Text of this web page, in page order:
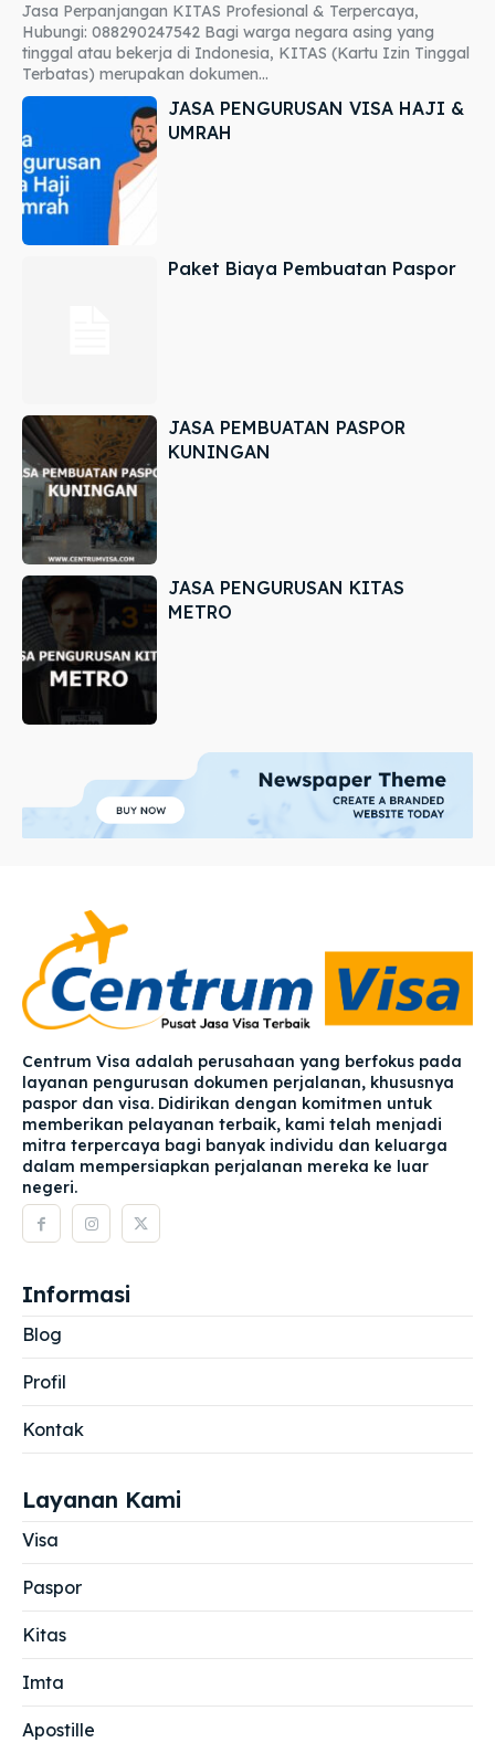
Jasa Perpanjangan KITAS Profesional & Terpercaya,
Hubungi: 088290247542 Bagi warga negara asing yang
tinggal atau bekerja di Indonesia, KITAS (Kartu Izin Tinggal
Terbatas) merupakan dokumen...
JASA PENGURUSAN VISA HAJI &
UMRAH
Paket Biaya Pembuatan Paspor
JASA PEMBUATAN PASPOR
KUNINGAN
JASA PENGURUSAN KITAS
METRO
Centrum Visa adalah perusahaan yang berfokus pada
layanan pengurusan dokumen perjalanan, khususnya
paspor dan visa. Didirikan dengan komitmen untuk
memberikan pelayanan terbaik, kami telah menjadi
mitra terpercaya bagi banyak individu dan keluarga
dalam mempersiapkan perjalanan mereka ke luar
negeri.
Informasi
Blog
Profil
Kontak
Layanan Kami
Visa
Paspor
Kitas
Imta
Apostille